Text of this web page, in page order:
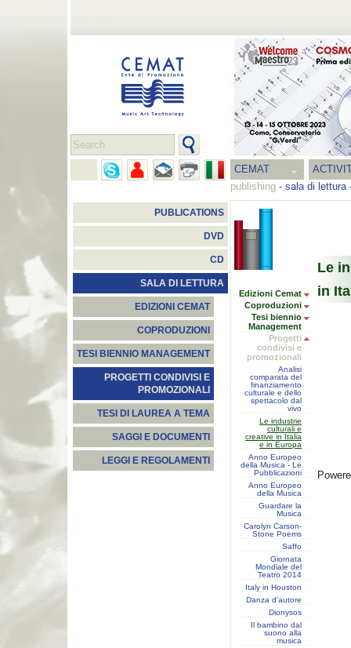
CEMAT
publishing - sala di lettura
PUBLICATIONS
DVD
CD
SALA DI LETTURA
EDIZIONI CEMAT
COPRODUZIONI
TESI BIENNIO MANAGEMENT
PROGETTI CONDIVISI E
PROMOZIONALI
TESI DI LAUREA A TEMA
SAGGI E DOCUMENTI
LEGGI E REGOLAMENTI
Edizioni Cemat
Coproduzioni
Tesi biennio
Management
Progetti
condivisi e
promozionali
Analisi
comparata del
finanziamento
culturale e dello
spettacolo dal
vivo
Le industrie
culturali e
creative in Italia
e in Europa
Anno Europeo
della Musica - Le
Pubblicazioni
Anno Europeo
della Musica
Guardare la
Musica
Carolyn Carson-
Stone Poems
Saffo
Giornata
Mondiale del
Teatro 2014
Italy in Houston
Danza d'autore
Dionysos
Il bambino dal
suono alla
musica
Le
in